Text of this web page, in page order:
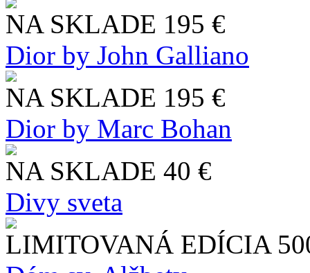
NA SKLADE 195 €
Dior by John Galliano
NA SKLADE 195 €
Dior by Marc Bohan
NA SKLADE 40 €
Divy sveta
LIMITOVANÁ EDÍCIA